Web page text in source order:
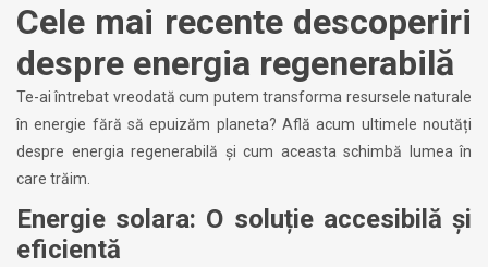
Cele mai recente descoperiri
despre energia regenerabilă
Te-ai întrebat vreodată cum putem transforma resursele naturale
în energie fără să epuizăm planeta? Află acum ultimele noutăți
despre energia regenerabilă și cum aceasta schimbă lumea în
care trăim.
Energie solara: O soluție accesibilă și
eficientă